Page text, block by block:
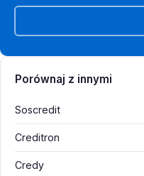
Porównaj z innymi
Soscredit
Creditron
Credy